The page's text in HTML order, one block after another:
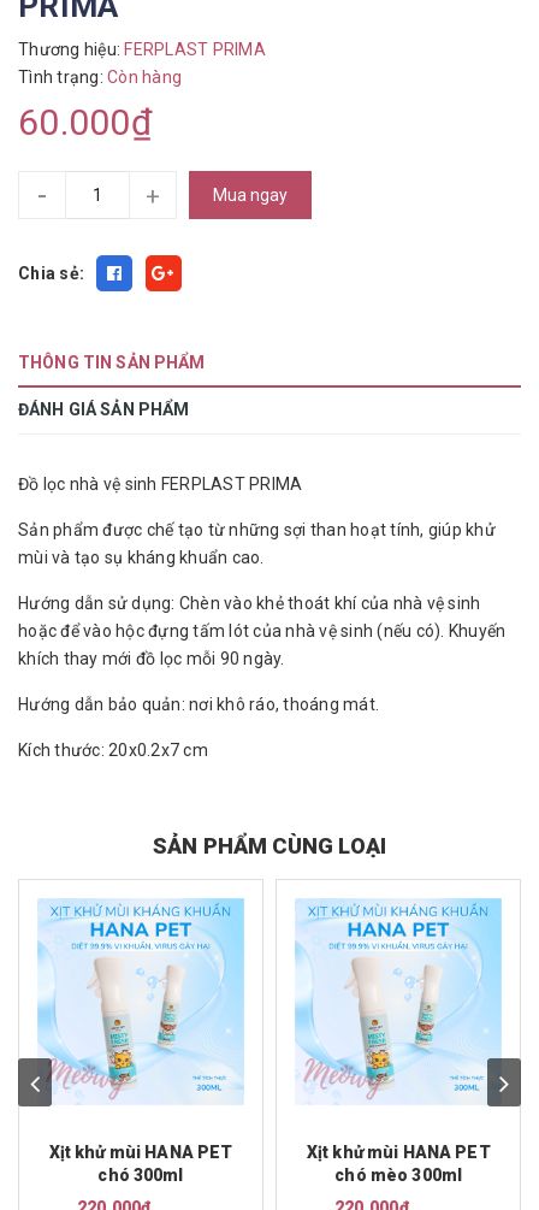
Thương hiệu: FERPLAST PRIMA
Tình trạng: Còn hàng
60.000₫
- + Mua ngay
Chia sẻ:
THÔNG TIN SẢN PHẨM
ĐÁNH GIÁ SẢN PHẨM
Đồ lọc nhà vệ sinh FERPLAST PRIMA
Sản phẩm được chế tạo từ những sợi than hoạt tính, giúp khử
mùi và tạo sụ kháng khuẩn cao.
Hướng dẫn sử dụng: Chèn vào khẻ thoát khí của nhà vệ sinh
hoặc để vào hộc đựng tấm lót của nhà vệ sinh (nếu có). Khuyến
khích thay mới đồ lọc mỗi 90 ngày.
Hướng dẫn bảo quản: nơi khô ráo, thoáng mát.
Kích thước: 20x0.2x7 cm
SẢN PHẨM CÙNG LOẠI
Xịt khử mùi HANA PET
chó 300ml
Xịt khử mùi HANA PET
chó mèo 300ml